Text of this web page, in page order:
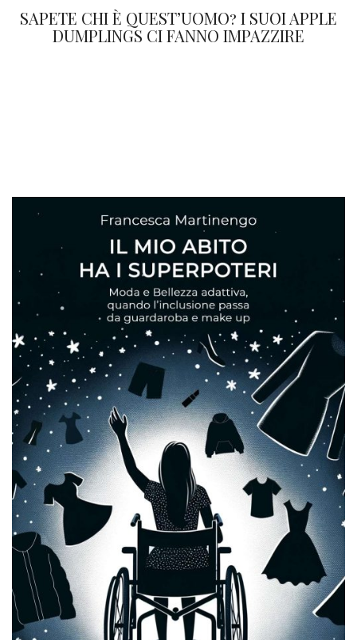
SAPETE CHI È QUEST’UOMO? I SUOI APPLE
DUMPLINGS CI FANNO IMPAZZIRE